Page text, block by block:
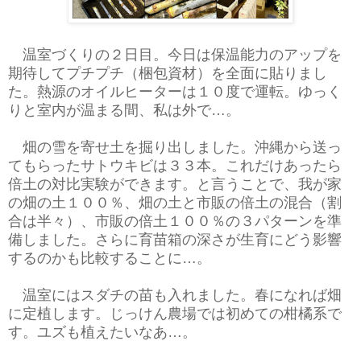
温室づくりの２日目。今日は保温能力のアップを
期待してプチプチ（梱包資材）を全面に貼りまし
た。熱源のオイルヒーターは１０度で運転。ゆっく
りと室内が温まる間、私は外で…。
畑の雪を寄せ土を掘り出しました。沖縄から送っ
てもらったサトウキビは３３本。これだけあったら
倍土の対比実験ができます。と言うことで、我が家
の畑の土１００％、畑の土と市販の倍土の混合（割
合は半々）、市販の倍土１００％の３パターンを準
備しました。さらに育苗箱の深さが生育にどう影響
するのかも比較することに…。
温室にはスダチの苗も入れました。春になれば畑
に定植します。じっけん農場では初めての柑橘系で
す。ユズも植えたいなあ…。